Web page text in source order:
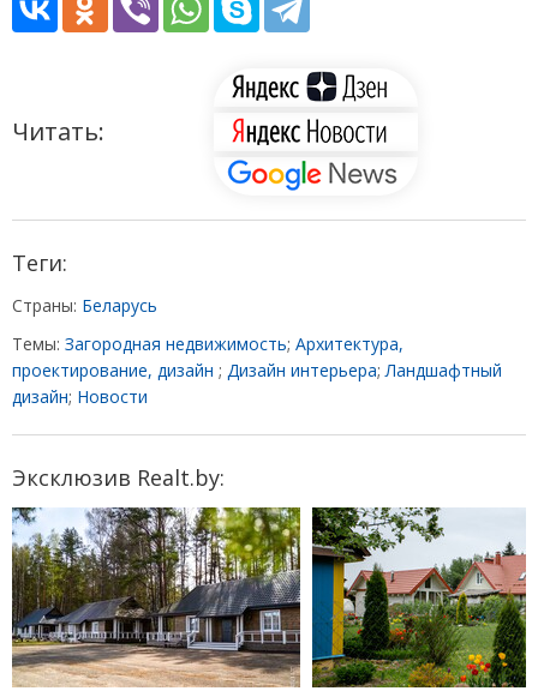
Читать:
Теги:
Страны: Беларусь
Темы: Загородная недвижимость; Архитектура,
проектирование, дизайн ; Дизайн интерьера;Ландшафтный
дизайн; Новости
Эксклюзив Realt.by: